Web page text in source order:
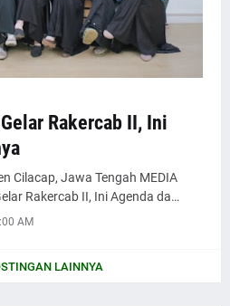
Rakercab II, Ini
Cilacap, Jawa Tengah MEDIA
Rakercab II, Ini Agenda da…
AM
LAINNYA